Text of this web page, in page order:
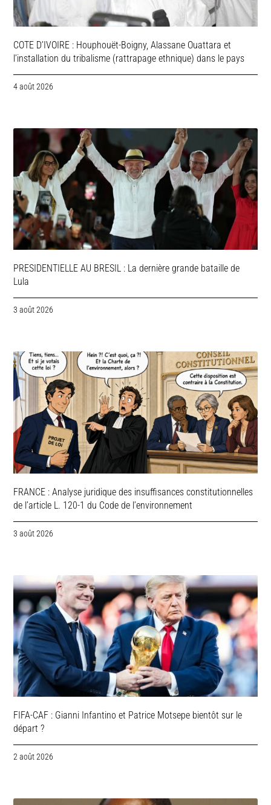
COTE D’IVOIRE : Houphouët-Boigny, Alassane Ouattara et
l’installation du tribalisme (rattrapage ethnique) dans le pays
4 août 2026
PRESIDENTIELLE AU BRESIL : La dernière grande bataille de
Lula
3 août 2026
FRANCE : Analyse juridique des insuffisances constitutionnelles
de l’article L. 120-1 du Code de l’environnement
3 août 2026
FIFA-CAF : Gianni Infantino et Patrice Motsepe bientôt sur le
départ ?
2 août 2026